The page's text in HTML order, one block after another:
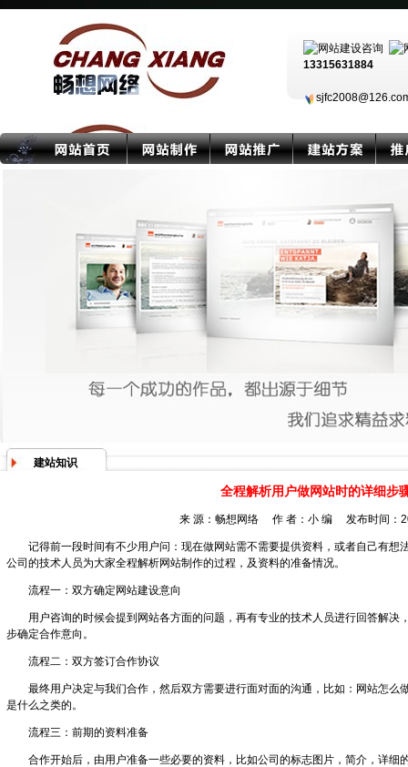
13315631884
建站知识
全程解析用户做网站时的详细步
来 源：畅想网络 作 者：小 编 发布时间：
记得前一段时间有不少用户问：现在做网站需不需要提供资料，或者自己有想
公司的技术人员为大家全程解析网站制作的过程，及资料的准备情况。
流程一：双方确定网站建设意向
用户咨询的时候会提到网站各方面的问题，再有专业的技术人员进行回答解决
步确定合作意向。
流程二：双方签订合作协议
最终用户决定与我们合作，然后双方需要进行面对面的沟通，比如：网站怎么
是什么之类的。
流程三：前期的资料准备
合作开始后，由用户准备一些必要的资料，比如公司的标志图片，简介，详细